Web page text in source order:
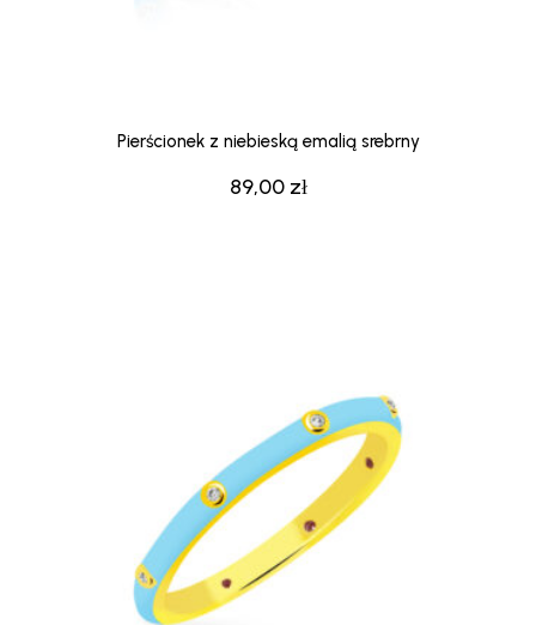
89,00 zł
Pierścionek z niebieską emalią srebrny